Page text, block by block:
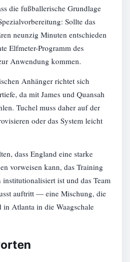
die fußballerische Grundlage
Sollte das
neunzig Minuten entschieden
Elfmeter-Programm des
Anwendung kommen.
Anhänger richtet sich
da mit James und Quansah
Tuchel muss daher auf der
oder das System leicht
dass England eine starke
vorweisen kann, das Training
institutionalisiert ist und das Team
auftritt — eine Mischung, die
in Atlanta in die Waagschale